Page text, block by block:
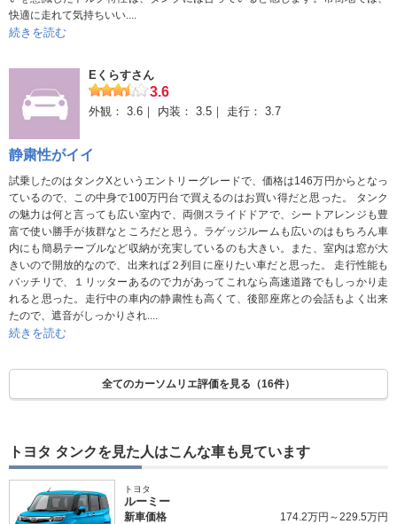
快適に走れて気持ちいい....
続きを読む
Eくらすさん
3.6
外観： 3.6 内装： 3.5 走行： 3.7
静粛性がイイ
試乗したのはタンクXというエントリーグレードで、価格は146万円からとなっ
ているので、この中身で100万円台で買えるのはお買い得だと思った。 タンク
の魅力は何と言っても広い室内で、両側スライドドアで、シートアレンジも豊
富で使い勝手が抜群なところだと思う。ラゲッジルームも広いのはもちろん車
内にも簡易テーブルなど収納が充実しているのも大きい。また、室内は窓が大
きいので開放的なので、出来れば２列目に座りたい車だと思った。 走行性能も
バッチリで、１リッターあるので力があってこれなら高速道路でもしっかり走
れると思った。走行中の車内の静粛性も高くて、後部座席との会話もよく出来
たので、遮音がしっかりされ....
続きを読む
全てのカーソムリエ評価を見る（16件）
トヨタ タンクを見た人はこんな車も見ています
トヨタ
ルーミー
新車価格
174.2万円～229.5万円